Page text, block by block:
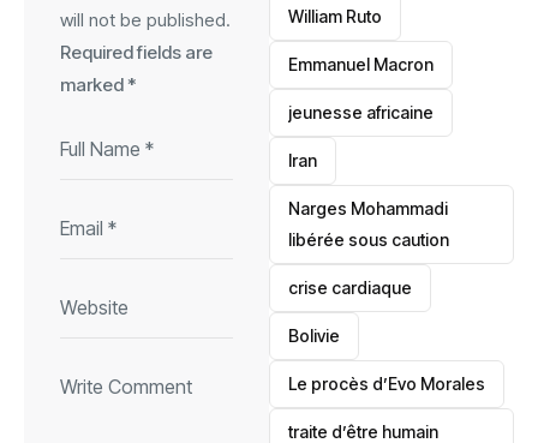
will not be published.
Required fields are
marked *
William Ruto
Emmanuel Macron
jeunesse africaine
‎Iran
Narges Mohammadi
libérée sous caution
crise cardiaque
‎Bolivie
Le procès d’Evo Morales
traite d’être humain